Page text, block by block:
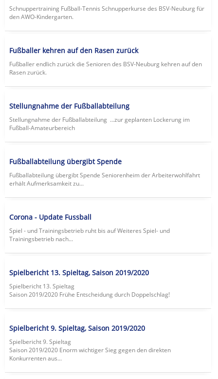
Schnuppertraining Fußball-Tennis Schnupperkurse des BSV-Neuburg für
den AWO-Kindergarten.
Fußballer kehren auf den Rasen zurück
Fußballer endlich zurück die Senioren des BSV-Neuburg kehren auf den
Rasen zurück.
Stellungnahme der Fußballabteilung
Stellungnahme der Fußballabteilung ...zur geplanten Lockerung im
Fußball-Amateurbereich
Fußballabteilung übergibt Spende
Fußballabteilung übergibt Spende Seniorenheim der Arbeiterwohlfahrt
erhält Aufmerksamkeit zu...
Corona - Update Fussball
Spiel - und Trainingsbetrieb ruht bis auf Weiteres Spiel- und
Trainingsbetrieb nach...
Spielbericht 13. Spieltag, Saison 2019/2020
Spielbericht 13. Spieltag
Saison 2019/2020 Frühe Entscheidung durch Doppelschlag!
Spielbericht 9. Spieltag, Saison 2019/2020
Spielbericht 9. Spieltag
Saison 2019/2020 Enorm wichtiger Sieg gegen den direkten
Konkurrenten aus...